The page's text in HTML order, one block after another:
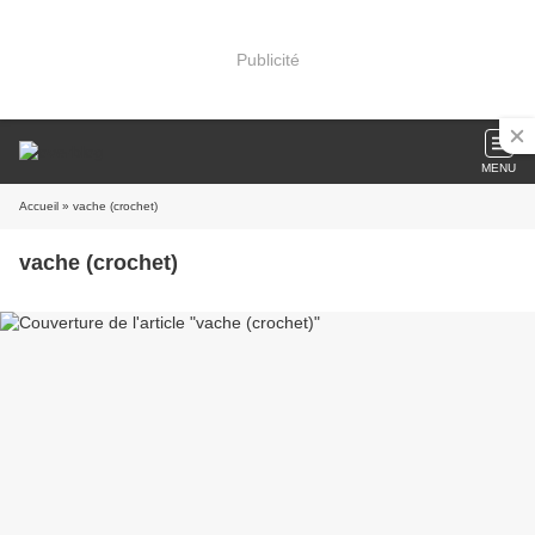
Publicité
MENU
Accueil » vache (crochet)
vache (crochet)